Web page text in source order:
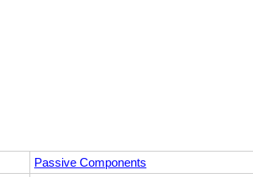
Passive Components